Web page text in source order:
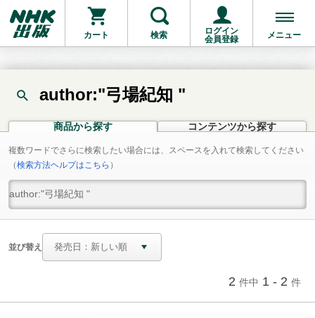
カート 検索
ログイン
会員登録
メニュー
author:"弓場紀知 "
商品から探す コンテンツから探す
複数ワードでさらに検索したい場合には、スペースを入れて検索してください
（検索方法ヘルプはこちら ）
並び替え
2 件中 1 - 2 件